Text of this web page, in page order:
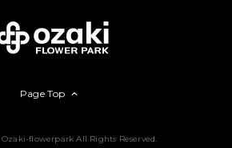
flowerpark All Rights Reserved.
Page Top